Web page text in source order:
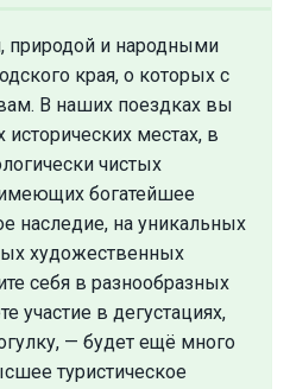
природой и народными
края, о которых с
В наших поездках вы
местах, в
чистых
имеющих богатейшее
наследие, на уникальных
художественных
себя в разнообразных
участие в дегустациях,
— будет ещё много
туристическое